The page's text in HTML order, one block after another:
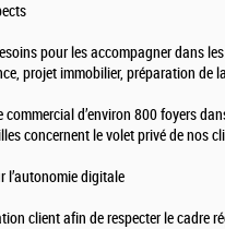
pour les accompagner dans
projet immobilier, préparation de
d’environ 800 foyers
concernent le volet privé de nos
l’autonomie digitale
client afin de respecter le cadre